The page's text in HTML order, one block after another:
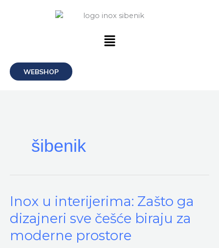
Menu
WEBSHOP
šibenik
Inox u interijerima: Zašto ga
dizajneri sve češće biraju za
moderne prostore
Inox
interijerima:
Zašto
ga